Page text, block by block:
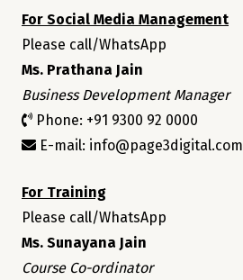
For Social Media Management
Please call/WhatsApp
Ms. Prathana Jain
Business Development Manager
Phone: +91 9300 92 0000
E-mail: info@page3digital.com
For Training
Please call/WhatsApp
Ms. Sunayana Jain
Course Co-ordinator